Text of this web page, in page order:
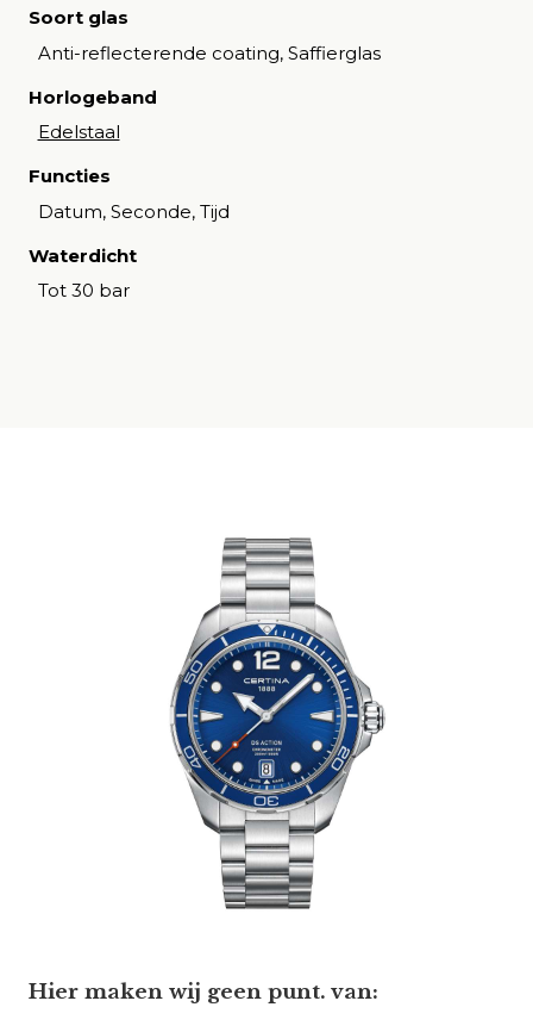
Soort glas
Anti-reflecterende coating, Saffierglas
Horlogeband
Edelstaal
Functies
Datum, Seconde, Tijd
Waterdicht
Tot 30 bar
Hier maken wij geen punt. van: